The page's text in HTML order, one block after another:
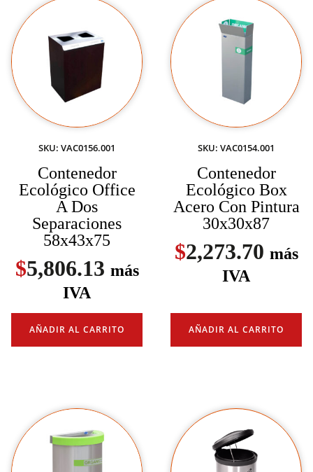
SKU: VAC0156.001
Contenedor
Ecológico Office
A Dos
Separaciones
58x43x75
$5,806.13 más
IVA
AÑADIR AL CARRITO
SKU: VAC0154.001
Contenedor
Ecológico Box
Acero Con Pintura
30x30x87
$2,273.70 más
IVA
AÑADIR AL CARRITO